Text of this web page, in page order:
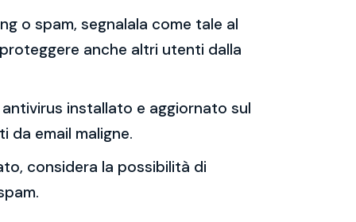
o spam, segnalala come tale al
anche altri utenti dalla
installato e aggiornato sul
da email maligne.
considera la possibilità di